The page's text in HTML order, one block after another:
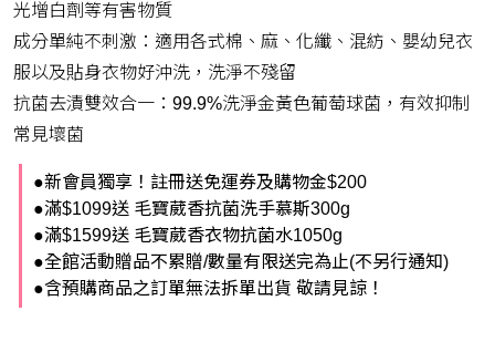
光增白劑等有害物質
成分單純不刺激：適用各式棉、麻、化纖、混紡、嬰幼兒衣
服以及貼身衣物好沖洗，洗淨不殘留
抗菌去漬雙效合一：99.9%洗淨金黃色葡萄球菌，有效抑制
常見壞菌
●新會員獨享！註冊送免運券及購物金$200
●滿$1099送 毛寶葳香抗菌洗手慕斯300g
●滿$1599送 毛寶葳香衣物抗菌水1050g
●全館活動贈品不累贈/數量有限送完為止(不另行通知)
●含預購商品之訂單無法拆單出貨 敬請見諒！